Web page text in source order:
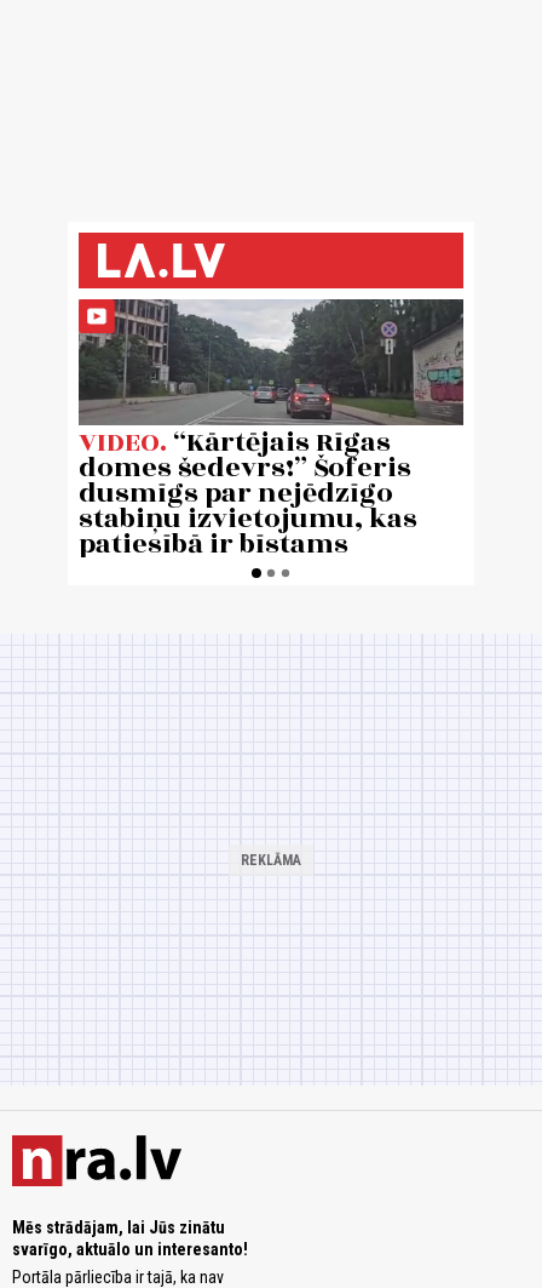
Mēs strādājam, lai Jūs zinātu
svarīgo, aktuālo un interesanto!
Portāla pārliecība ir tajā, ka nav